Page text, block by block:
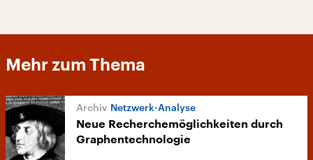
Mehr zum Thema
Netzwerk-Analyse
Neue Recherchemöglichkeiten durch
Graphentechnologie